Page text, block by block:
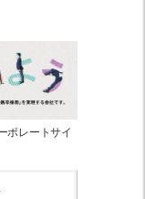
ポレートサイ